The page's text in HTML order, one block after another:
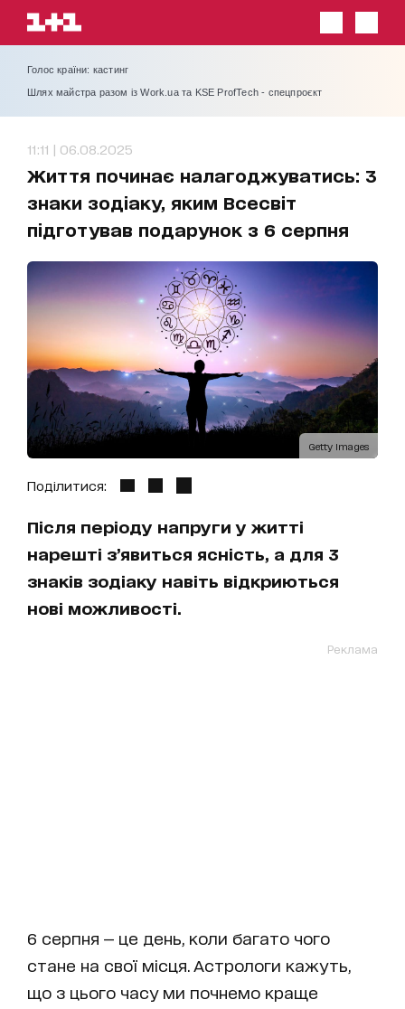
Голос країни: кастинг
Шлях майстра разом із Work.ua та KSE ProfTech - спецпроєкт
11:11 | 06.08.2025
Життя починає налагоджуватись: 3
знаки зодіаку, яким Всесвіт
підготував подарунок з 6 серпня
Getty Images
Поділитися:
Після періоду напруги у житті
нарешті з’явиться ясність, а для 3
знаків зодіаку навіть відкриються
нові можливості.
Реклама
6 серпня — це день, коли багато чого
стане на свої місця. Астрологи кажуть,
що з цього часу ми почнемо краще